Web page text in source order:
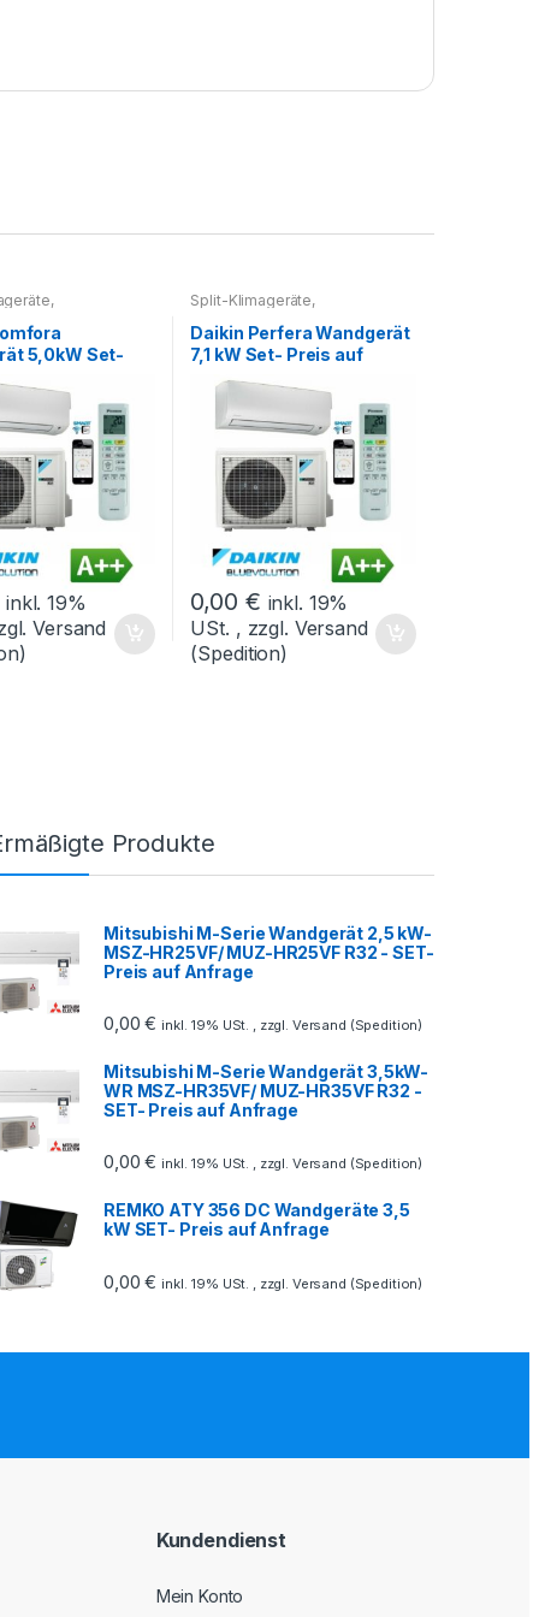
,
5,0kW Set-
Anfrage
inkl. 19%
Versand
Split-Klimageräte,
Daikin Perfera Wandgerät
7,1 kW Set- Preis auf
Anfrage
0,00 € inkl. 19%
USt. , zzgl. Versand
(Spedition)
Produkte
Mitsubishi M-Serie Wandgerät 2,5 kW-
MSZ-HR25VF/ MUZ-HR25VF R32 - SET-
Preis auf Anfrage
0,00€ inkl. 19% USt. , zzgl. Versand (Spedition)
Mitsubishi M-Serie Wandgerät 3,5kW-
WR MSZ-HR35VF/ MUZ-HR35VF R32 -
SET- Preis auf Anfrage
0,00€ inkl. 19% USt. , zzgl. Versand (Spedition)
REMKO ATY 356 DC Wandgeräte 3,5
kW SET- Preis auf Anfrage
0,00€ inkl. 19% USt. , zzgl. Versand (Spedition)
Kundendienst
Mein Konto